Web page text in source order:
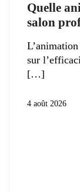
Quelle
salon
sur
4 août 2026